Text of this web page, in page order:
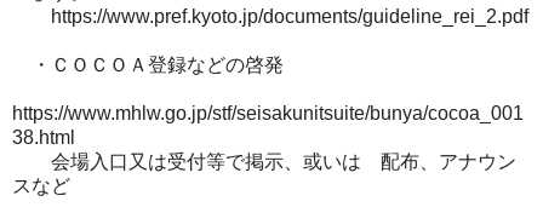
https://www.pref.kyoto.jp/documents/guideline_rei_2.pdf
・ＣＯＣＯＡ登録などの啓発
https://www.mhlw.go.jp/stf/seisakunitsuite/bunya/cocoa_001
38.html
会場入口又は受付等で掲示、或いは 配布、アナウン
スなど